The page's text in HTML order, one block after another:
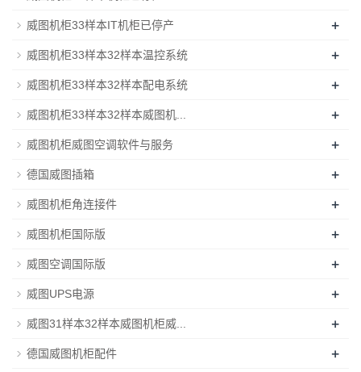
威图机柜33样本IT机柜已停产 +
威图机柜33样本32样本温控系统 +
威图机柜33样本32样本配电系统 +
威图机柜33样本32样本威图机... +
威图机柜威图空调软件与服务 +
德国威图插箱 +
威图机柜角连接件 +
威图机柜国际版 +
威图空调国际版 +
威图UPS电源 +
威图31样本32样本威图机柜威... +
德国威图机柜配件 +